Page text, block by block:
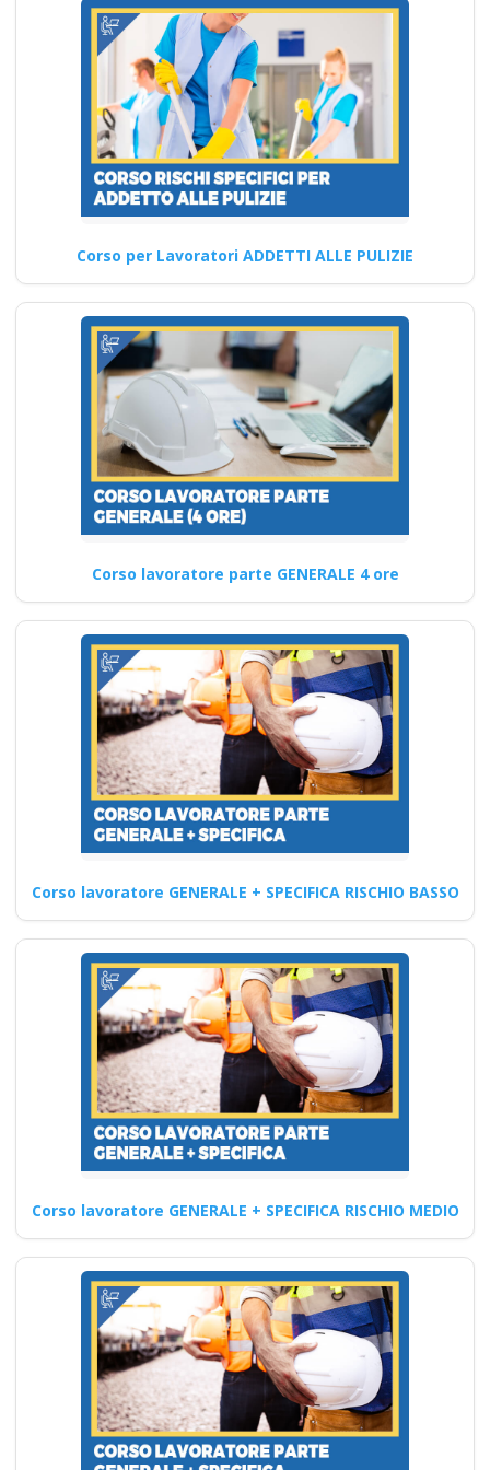
rls rlst preposto
datore lavoratori ddl
dlspp rinnovo
patentino muletto
gru trattore
escavatore ple
Corso di perfezionamento
degli alimenti corso formatore
rspp datore lavoratori…
Continua
Ente di formazione
top per corsi
sicurezza sul lavoro
accordo stato
regioni 2025 corso
formatori lavoratori
datore parte base
generale Corsi per
Datori di Lavoro con
compiti di RSPP (DL
SPP) Corsi DLSPP
gratuiti gratis crediti
formazione
professionali cfp
grandi preventivo
impresa edile
agricola imprese
industrie aziende
imprenditore
obblighi formazione
partecipata datore
di lavoro
Sistema di Gestione della
Sicurezza Alimentare Corsi
Aggiornamento…
Continua
Corsi di formazione
Corso per Lavoratori ADDETTI ALLE PULIZIE
Corso lavoratore parte GENERALE 4 ore
Corso lavoratore GENERALE + SPECIFICA RISCHIO BASSO
Corso lavoratore GENERALE + SPECIFICA RISCHIO MEDIO